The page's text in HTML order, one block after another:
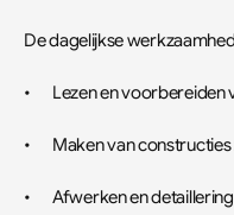
De dagelijkse
•	Lezen en
•	Maken van
•	Afwerken en detaillering